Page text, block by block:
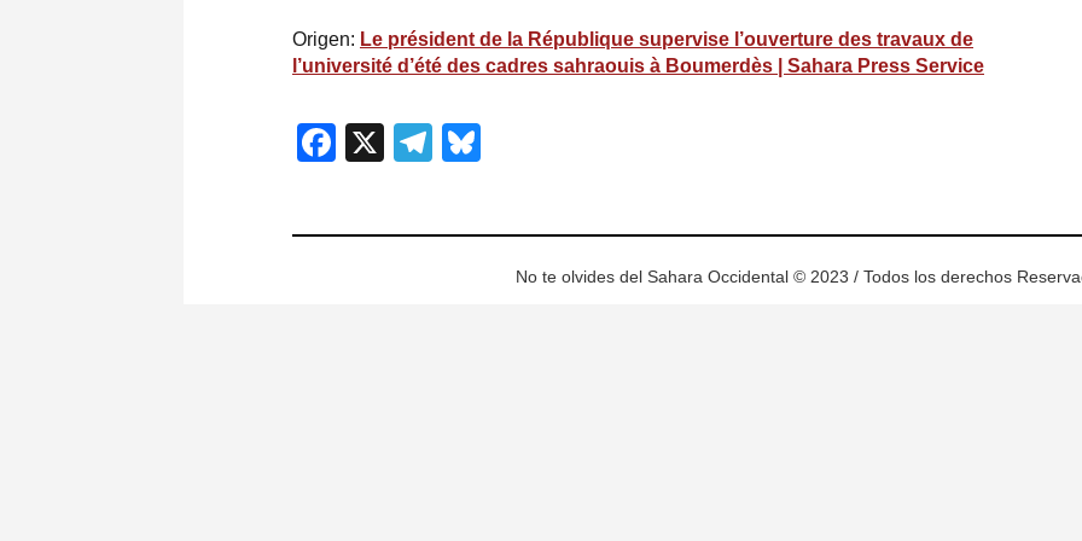
Origen: Le président de la République supervise l’ouverture des travaux de
l’université d’été des cadres sahraouis à Boumerdès | Sahara Press Service
Facebook
X Telegram
No te olvides del Sahara Occidental © 2023 / Todos los derechos